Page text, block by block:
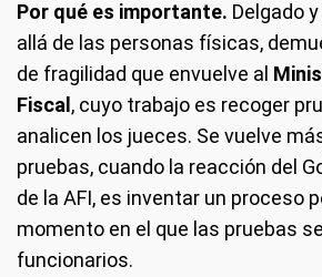
Por qué es importante. Delgado
allá de las personas físicas,
de fragilidad que envuelve al
Fiscal , cuyo trabajo es recoger
analicen los jueces. Se vuelve
pruebas, cuando la reacción del
de la AFI, es inventar un proceso
momento en el que las pruebas
funcionarios.